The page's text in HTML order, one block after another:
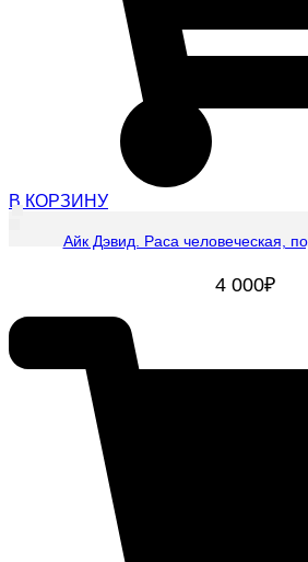
В КОРЗИНУ
Айк Дэвид. Раса человеческая,
4 000₽